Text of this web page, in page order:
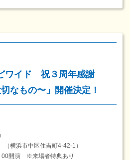
ワイド 祝３周年感謝
なもの〜」開催決定！
横浜市中区住吉町4-42-1）
開演 ※来場者特典あり